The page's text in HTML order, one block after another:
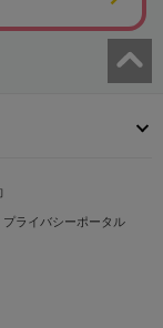
プライバシーポータル